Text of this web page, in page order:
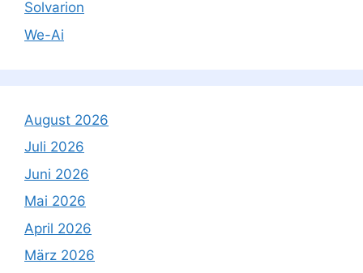
Solvarion
We-Ai
August 2026
Juli 2026
Juni 2026
Mai 2026
April 2026
März 2026